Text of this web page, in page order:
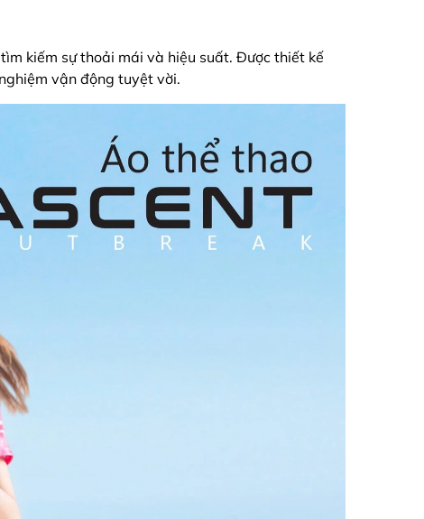
kiếm sự thoải mái và hiệu suất. Được thiết kế
vận động tuyệt vời.